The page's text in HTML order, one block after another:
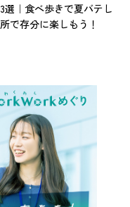
選｜食べ歩きで夏バテし
で存分に楽しもう！